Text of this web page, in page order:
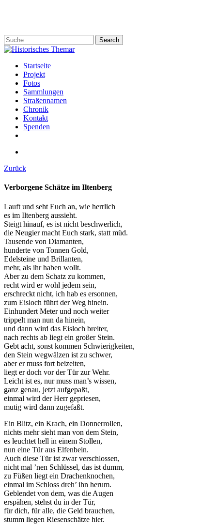
content
Search
Close
search
Menu
Startseite
Projekt
Fotos
Sammlungen
Straßennamen
Chronik
Kontakt
Spenden
Zurück
Verborgene Schätze im Iltenberg
Lauft und seht Euch an, wie herrlich
es im Iltenberg aussieht.
Steigt hinauf, es ist nicht beschwerlich,
die Neugier macht Euch stark, statt müd.
Tausende von Diamanten,
hunderte von Tonnen Gold,
Edelsteine und Brillanten,
mehr, als ihr haben wollt.
Aber zu dem Schatz zu kommen,
recht wird er wohl jedem sein,
erschreckt nicht, ich hab es ersonnen,
zum Eisloch führt der Weg hinein.
Einhundert Meter und noch weiter
trippelt man nun da hinein,
und dann wird das Eisloch breiter,
nach rechts ab liegt ein großer Stein.
Gebt acht, sonst kommen Schwierigkeiten,
den Stein wegwälzen ist zu schwer,
aber er muss fort beizeiten,
liegt er doch vor der Tür zur Wehr.
Leicht ist es, nur muss man’s wissen,
ganz genau, jetzt aufgepaßt,
einmal wird der Herr gepriesen,
mutig wird dann zugefaßt.
Ein Blitz, ein Krach, ein Donnerrollen,
nichts mehr sieht man von dem Stein,
es leuchtet hell in einem Stollen,
nun eine Tür aus Elfenbein.
Auch diese Tür ist zwar verschlossen,
nicht mal ’nen Schlüssel, das ist dumm,
zu Füßen liegt ein Drachenknochen,
einmal im Schloss dreh’ ihn herum.
Geblendet von dem, was die Augen
erspähen, stehst du in der Tür,
für dich, für alle, die Geld brauchen,
stumm liegen Riesenschätze hier.